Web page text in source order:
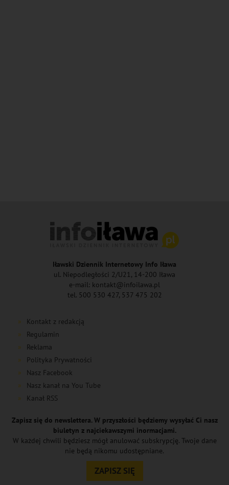
Iławski Dziennik Internetowy Info Iława
ul. Niepodległości 2/U21, 14-200 Iława
e-mail: kontakt@infoilawa.pl
tel. 500 530 427, 537 475 202
Kontakt z redakcją
Regulamin
Reklama
Polityka Prywatności
Nasz Facebook
Nasz kanał na You Tube
Kanał RSS
Zapisz się do newslettera. W przyszłości będziemy wysyłać Ci nasz
biuletyn z najciekawszymi inormacjami.
W każdej chwili będziesz mógł anulować subskrypcję. Twoje dane
nie będą nikomu udostępniane.
ZAPISZ SIĘ